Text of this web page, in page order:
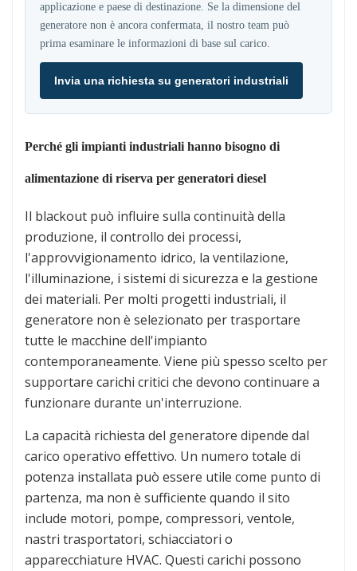
applicazione e paese di destinazione. Se la dimensione del
generatore non è ancora confermata, il nostro team può
prima esaminare le informazioni di base sul carico.
Invia una richiesta su generatori industriali
Perché gli impianti industriali hanno bisogno di
alimentazione di riserva per generatori diesel
Il blackout può influire sulla continuità della
produzione, il controllo dei processi,
l'approvvigionamento idrico, la ventilazione,
l'illuminazione, i sistemi di sicurezza e la gestione
dei materiali. Per molti progetti industriali, il
generatore non è selezionato per trasportare
tutte le macchine dell'impianto
contemporaneamente. Viene più spesso scelto per
supportare carichi critici che devono continuare a
funzionare durante un'interruzione.
La capacità richiesta del generatore dipende dal
carico operativo effettivo. Un numero totale di
potenza installata può essere utile come punto di
partenza, ma non è sufficiente quando il sito
include motori, pompe, compressori, ventole,
nastri trasportatori, schiacciatori o
apparecchiature HVAC. Questi carichi possono